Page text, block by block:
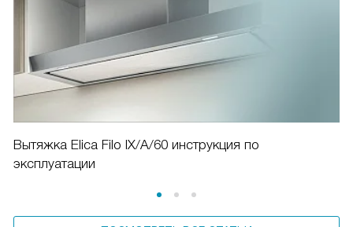
Вытяжка Elica Filo IX/A/60 инструкция по
эксплуатации